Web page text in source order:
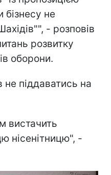
бізнесу не
- розповів
розвитку
оборони.
піддаватись на
вистачить
нісенітницю", -